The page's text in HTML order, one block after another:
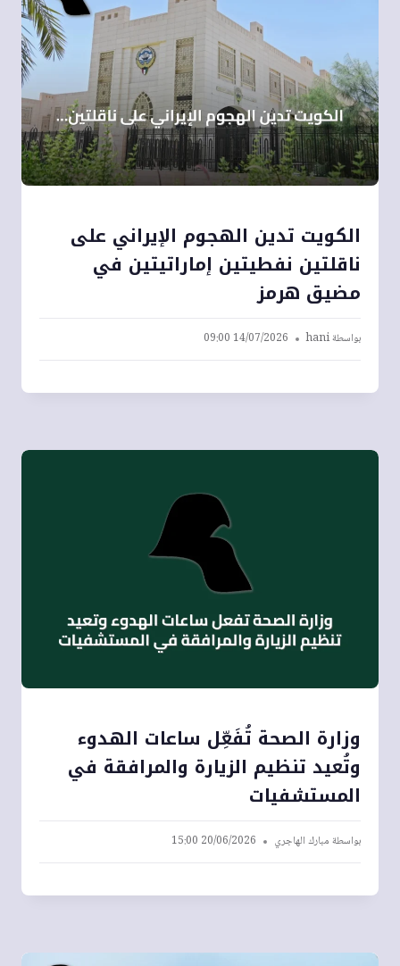
الكويت تدين الهجوم الإيراني على
ناقلتين نفطيتين إماراتيتين في
مضيق هرمز
بواسطةhani
14/07/2026 09:00
وزارة الصحة تُفَعِّل ساعات الهدوء
وتُعيد تنظيم الزيارة والمرافقة في
المستشفيات
بواسطةمبارك الهاجري 20/06/2026 15:00